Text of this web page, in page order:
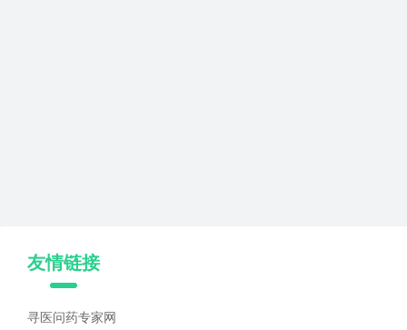
友情链接
寻医问药专家网